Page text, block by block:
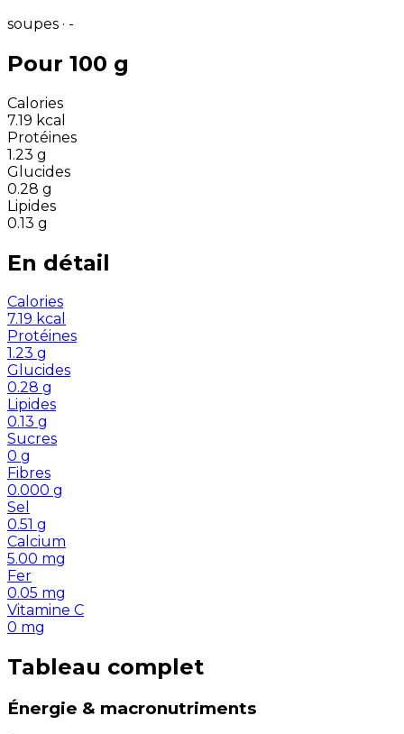
soupes · -
Pour 100 g
Calories
7.19 kcal
Protéines
1.23 g
Glucides
0.28 g
Lipides
0.13 g
En détail
Calories
7.19 kcal
Protéines
1.23 g
Glucides
0.28 g
Lipides
0.13 g
Sucres
0 g
Fibres
0.000 g
Sel
0.51 g
Calcium
5.00 mg
Fer
0.05 mg
Vitamine C
0 mg
Tableau complet
Énergie & macronutriments